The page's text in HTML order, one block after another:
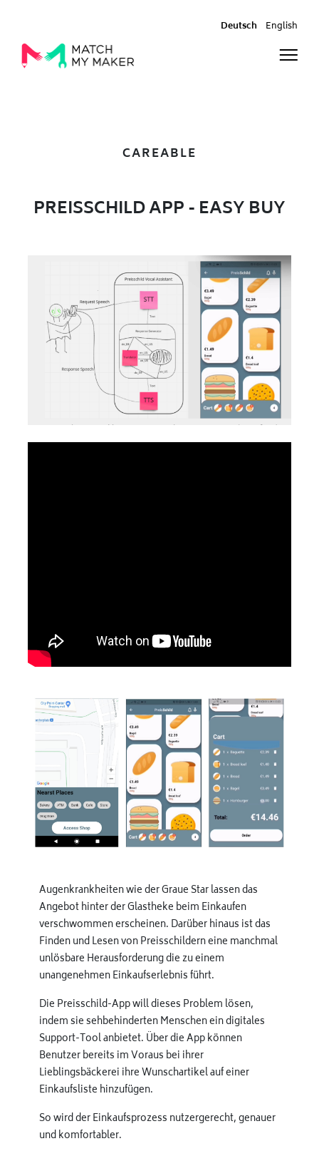
Deutsch English
CAREABLE
PREISSCHILD APP - EASY BUY
Augenkrankheiten wie der Graue Star lassen das
Angebot hinter der Glastheke beim Einkaufen
verschwommen erscheinen. Darüber hinaus ist das
Finden und Lesen von Preisschildern eine manchmal
unlösbare Herausforderung die zu einem
unangenehmen Einkaufserlebnis führt.
Die Preisschild-App will dieses Problem lösen,
indem sie sehbehinderten Menschen ein digitales
Support-Tool anbietet. Über die App können
Benutzer bereits im Voraus bei ihrer
Lieblingsbäckerei ihre Wunschartikel auf einer
Einkaufsliste hinzufügen.
So wird der Einkaufsprozess nutzergerecht, genauer
und komfortabler.